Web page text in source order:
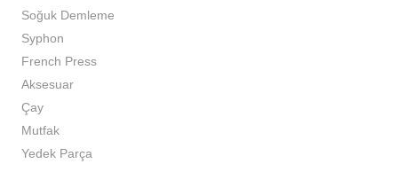
Soğuk Demleme
Syphon
French Press
Aksesuar
Çay
Mutfak
Yedek Parça